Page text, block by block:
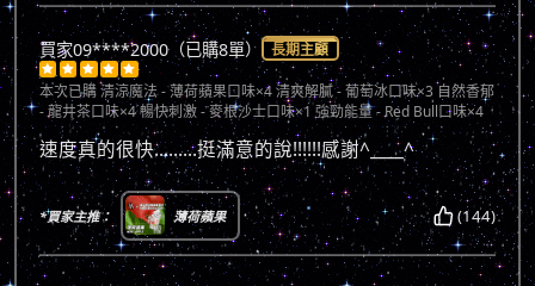
買家09****2000（已購8單） 長期主顧
    
本次已購清涼魔法 - 薄荷蘋果口味×4 清爽解膩 - 葡萄冰口味×3 自然香郁
- 龍井茶口味×4 暢快刺激 - 麥根沙士口味×1 強勁能量 - Red Bull口味×4
速度真的很快.........挺滿意的說!!!!!!感謝^____^
*買家主推： 薄荷蘋果 (144)